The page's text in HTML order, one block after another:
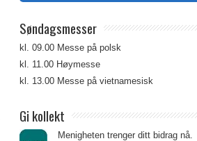
Søndagsmesser
kl. 09.00 Messe på polsk
kl. 11.00 Høymesse
kl. 13.00 Messe på vietnamesisk
Gi kollekt
Menigheten trenger ditt bidrag nå.